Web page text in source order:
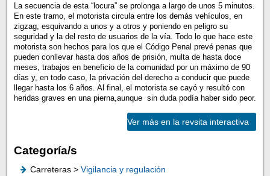
La secuencia de esta “locura” se prolonga a largo de unos 5 minutos.
En este tramo, el motorista circula entre los demás vehículos, en
zigzag, esquivando a unos y a otros y poniendo en peligro su
seguridad y la del resto de usuarios de la vía. Todo lo que hace este
motorista son hechos para los que el Código Penal prevé penas que
pueden conllevar hasta dos años de prisión, multa de hasta doce
meses, trabajos en beneficio de la comunidad por un máximo de 90
días y, en todo caso, la privación del derecho a conducir que puede
llegar hasta los 6 años. Al final, el motorista se cayó y resultó con
heridas graves en una pierna,aunque sin duda podía haber sido peor.
Ver más en la revsita interactiva
Categoría/s
Carreteras > Vigilancia y regulación